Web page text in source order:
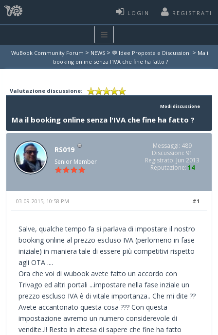
LOGIN REGISTRATI
WuBook Community Forum > NEWS > 💬 Idee Proposte e Discussioni > Ma il
booking online senza l'IVA che fine ha fatto ?
Valutazione discussione:
Modi discussione
Ma il booking online senza l'IVA che fine ha fatto ?
RS019
Senior Member
Messaggi: 489
Discussioni: 91
Registrato: Jun 2013
Reputazione: 14
#1
03-09-2015, 10:58 PM
Salve, qualche tempo fa si parlava di impostare il nostro
booking online al prezzo escluso IVA (perlomeno in fase
iniziale) in maniera tale di essere più competitivi rispetto
agli OTA ....
Ora che voi di wubook avete fatto un accordo con
Trivago ed altri portali ...impostare nella fase inziale un
prezzo escluso IVA è di vitale importanza.. Che mi dite ??
Avete accantonato questa cosa ??? Con questa
impostazione avremo un numero considerevole di
vendite..!! Resto in attesa di sapere che fine ha fatto